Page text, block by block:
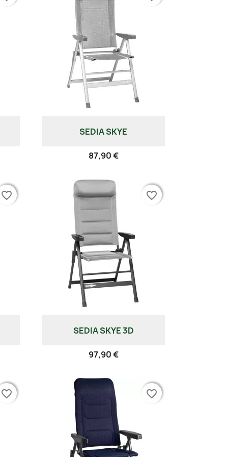
SEDIA SKYE
87,90 €
favorite_border
favorite_border
SEDIA SKYE 3D
97,90 €
favorite_border
favorite_border
favorite_border
favorite_border favorite_border
favorite_border